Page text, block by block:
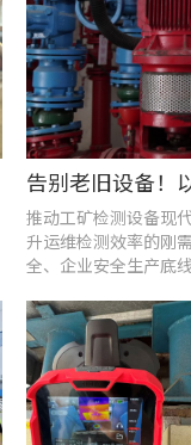
推动工矿检测设备现
升运维检测效率的刚
全、企业安全生产底线